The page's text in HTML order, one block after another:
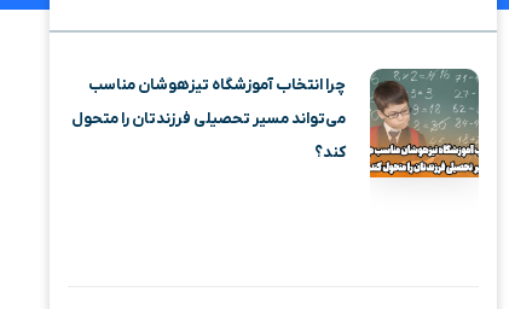
چرا انتخاب آموزشگاه تیزهوشان مناسب
می‌تواند مسیر تحصیلی فرزندتان را متحول
کند؟